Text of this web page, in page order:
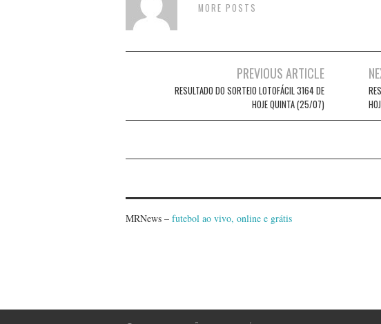
MORE POSTS
navigation
PREVIOUS ARTICLE
RESULTADO DO SORTEIO LOTOFÁCIL 3164 DE
HOJE QUINTA (25/07)
MRNews – futebol ao vivo, online e grátis